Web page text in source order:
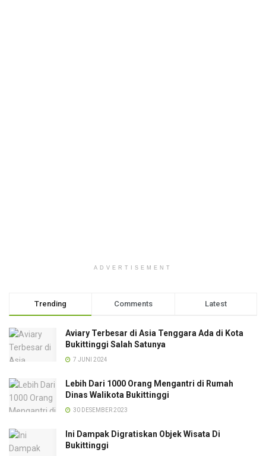
ADVERTISEMENT
Trending Comments Latest
Aviary Terbesar di Asia Tenggara Ada di Kota
Bukittinggi Salah Satunya
7 JUNI 2024
Lebih Dari 1000 Orang Mengantri di Rumah
Dinas Walikota Bukittinggi
30 DESEMBER 2023
Ini Dampak Digratiskan Objek Wisata Di
Bukittinggi